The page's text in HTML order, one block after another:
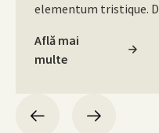
elementum tristique.
diam libero vitae erat.
justo cursus id rutrum
Află mai
multe